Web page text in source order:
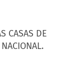
CASAS DE